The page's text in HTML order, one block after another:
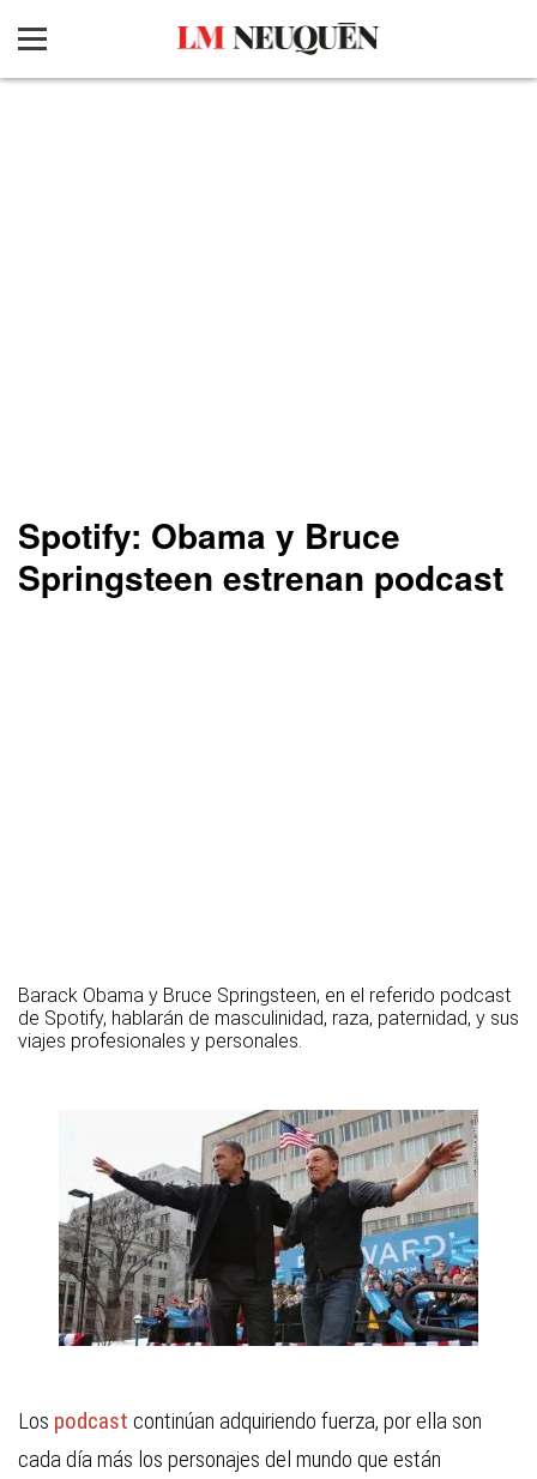
Spotify: Obama y Bruce
Springsteen estrenan podcast
Barack Obama y Bruce Springsteen, en el referido podcast
de Spotify, hablarán de masculinidad, raza, paternidad, y sus
viajes profesionales y personales.
Los podcast continúan adquiriendo fuerza, por ella son
cada día más los personajes del mundo que están